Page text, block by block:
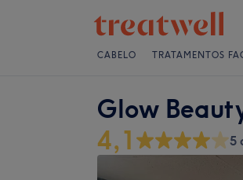
CABELO TRATAMENTOS
Glow
4,1 5